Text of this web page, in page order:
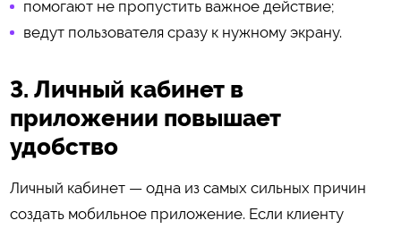
помогают не пропустить важное действие;
ведут пользователя сразу к нужному экрану.
3. Личный кабинет в
приложении повышает
удобство
Личный кабинет — одна из самых сильных причин
создать мобильное приложение. Если клиенту